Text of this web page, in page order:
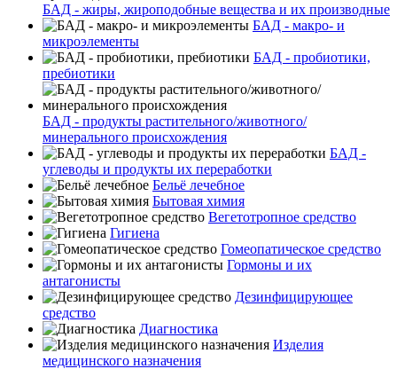
БАД - жиры, жироподобные вещества и их производные
БАД - макро- и
микроэлементы
БАД - пробиотики,
пребиотики
БАД - продукты растительного/животного/
минерального происхождения
БАД -
углеводы и продукты их переработки
Бельё лечебное
Бытовая химия
Вегетотропное средство
Гигиена
Гомеопатическое средство
Гормоны и их
антагонисты
Дезинфицирующее
средство
Диагностика
Изделия
медицинского назначения